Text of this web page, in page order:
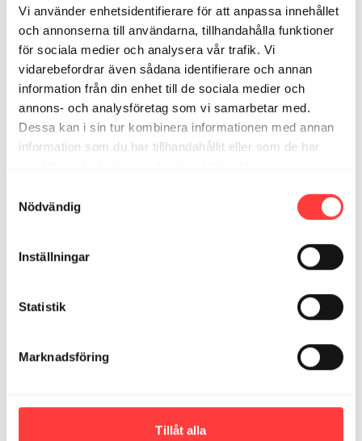
Vi använder enhetsidentifierare för att anpassa innehållet
och annonserna till användarna, tillhandahålla funktioner
för sociala medier och analysera vår trafik. Vi
vidarebefordrar även sådana identifierare och annan
information från din enhet till de sociala medier och
annons- och analysföretag som vi samarbetar med.
Dessa kan i sin tur kombinera informationen med annan
information som du har tillhandahållit eller som de har
Nödvändig
Inställningar
Statistik
Marknadsföring
Tillåt alla
MAMA - UNDER FÖR UNDERKROPPEN. Dynamisk stretch för ben,